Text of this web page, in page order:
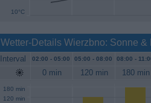
10°C
Wetter-Details Wierzbno: Sonne &
Interval 02:00 - 05:00 05:00 - 08:00 08:00 -
0 min 120 min 180 min
120 min
180 min